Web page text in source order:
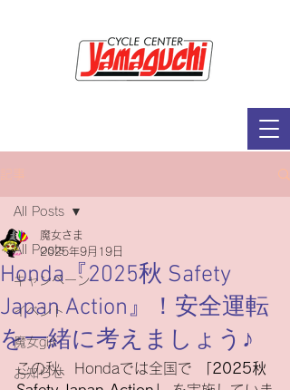
All Posts
キャンペーン
イベント
魔女girl
お知らせ
All Posts
Honda『2025秋 Safety
Japan Action』！安全運転
を一緒に考えましょう♪
魔女さま
2025年9月19日
この秋、Hondaでは全国で
「2025秋